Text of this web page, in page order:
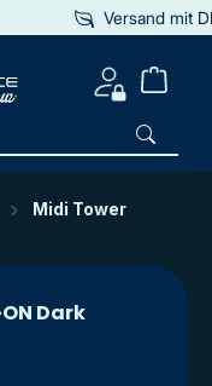
Versand mit
Midi Tower
Dark